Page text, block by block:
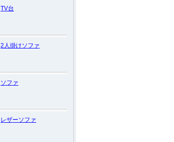
TV台
2人掛けソファ
ソファ
レザーソファ